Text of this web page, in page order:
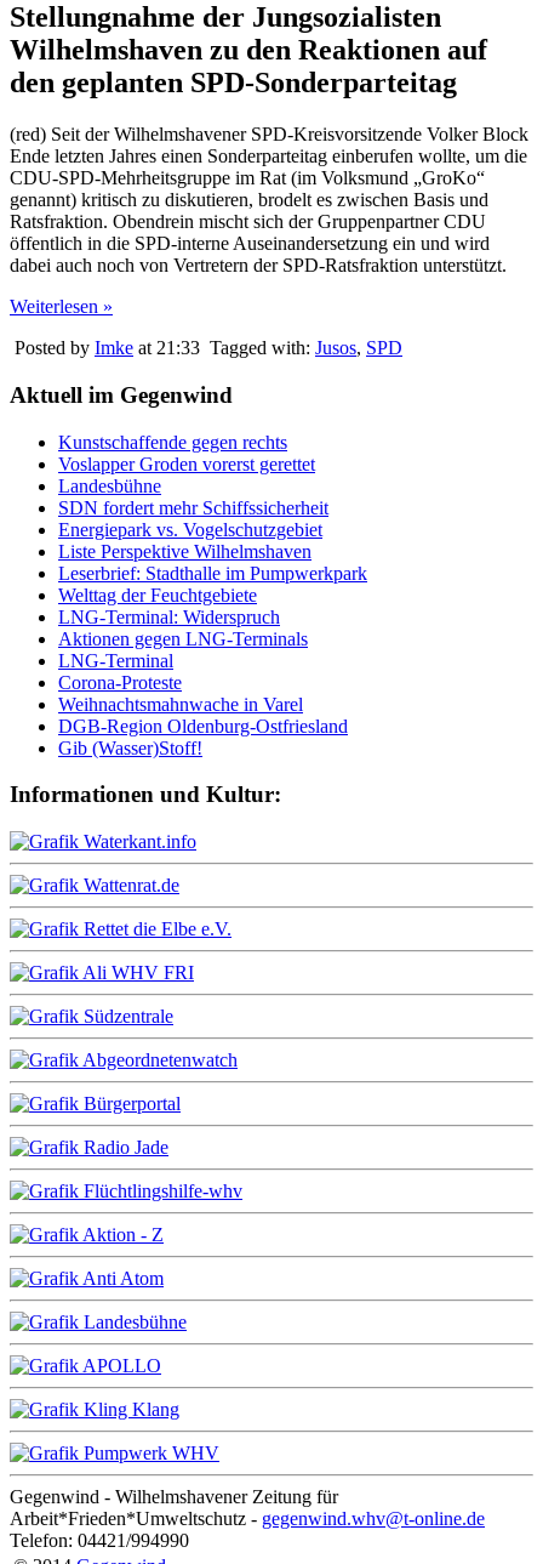
Stellungnahme der Jungsozialisten
Wilhelmshaven zu den Reaktionen auf
den geplanten SPD-Sonderparteitag
(red) Seit der Wilhelmshavener SPD-Kreisvorsitzende Volker Block
Ende letzten Jahres einen Sonderparteitag einberufen wollte, um die
CDU-SPD-Mehrheitsgruppe im Rat (im Volksmund „GroKo“
genannt) kritisch zu diskutieren, brodelt es zwischen Basis und
Ratsfraktion. Obendrein mischt sich der Gruppenpartner CDU
öffentlich in die SPD-interne Auseinandersetzung ein und wird
dabei auch noch von Vertretern der SPD-Ratsfraktion unterstützt.
Weiterlesen »
Posted by Imke at 21:33 Tagged with: Jusos, SPD
Aktuell im Gegenwind
Kunstschaffende gegen rechts
Voslapper Groden vorerst gerettet
Landesbühne
SDN fordert mehr Schiffssicherheit
Energiepark vs. Vogelschutzgebiet
Liste Perspektive Wilhelmshaven
Leserbrief: Stadthalle im Pumpwerkpark
Welttag der Feuchtgebiete
LNG-Terminal: Widerspruch
Aktionen gegen LNG-Terminals
LNG-Terminal
Corona-Proteste
Weihnachtsmahnwache in Varel
DGB-Region Oldenburg-Ostfriesland
Gib (Wasser)Stoff!
Informationen und Kultur:
Gegenwind - Wilhelmshavener Zeitung für
Arbeit*Frieden*Umweltschutz - gegenwind.whv@t-online.de
Telefon: 04421/994990